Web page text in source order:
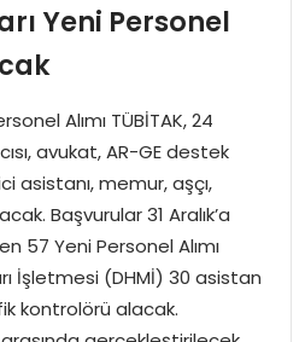
Yeni Personel
Alımı TÜBİTAK, 24
avukat, AR-GE destek
asistanı, memur, aşçı,
Başvurular 31 Aralık’a
57 Yeni Personel Alımı
İşletmesi (DHMİ) 30 asistan
kontrolörü alacak.